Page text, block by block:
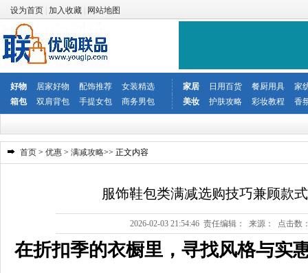
设为首页 加入收藏 网站地图
好物 居家好物 配饰推荐 女装精选 家居 日用百货 餐厨用具
家
箱包
双肩背包 手提女包 商务男包 美妆 护肤攻略 彩妆教程 香
首页 > 优惠 > 满减攻略>> 正文内容
服饰鞋包类满减选购技巧兼顾款
2026-02-03 21:54:46 责任编辑： 来源： 点击数
在折扣季的衣橱里，寻找风格与实